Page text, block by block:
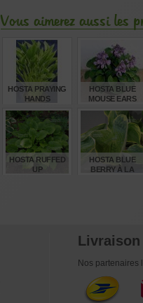
Vous aimerez aussi les
HOSTA PRAYING
HANDS
7,00€
HOSTA BLUE
MOUSE EARS
10,00
HOSTA RUFFED
UP
HOSTA BLUE
BERRY À LA
Livraison
Nos partenaires